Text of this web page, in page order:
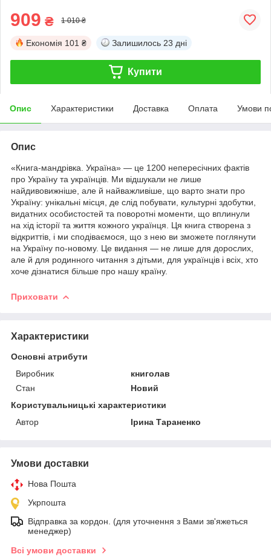
909 ₴ 1 010 ₴
Економія 101 ₴ Залишилось 23 дні
Купити
Опис Характеристики Доставка Оплата Умови
Опис
«Книга-мандрівка. Україна» — це 1200 непересічних фактів
про Україну та українців. Ми відшукали не лише
найдивовижніше, але й найважливіше, що варто знати про
Україну: унікальні місця, де слід побувати, культурні здобутки,
видатних особистостей та поворотні моменти, що вплинули
на хід історії та життя кожного українця. Ця книга створена з
відкриттів, і ми сподіваємося, що з нею ви зможете поглянути
на Україну по-новому. Це видання — не лише для дорослих,
але й для родинного читання з дітьми, для українців і всіх, хто
хоче дізнатися більше про нашу країну.
Приховати
Характеристики
Основні атрибути
Виробник
книголав
Стан
Новий
Користувальницькі характеристики
Автор
Ірина Тараненко
Умови доставки
Нова Пошта
Укрпошта
Відправка за кордон. (для уточнення з Вами зв'яжеться
менеджер)
Всі умови доставки